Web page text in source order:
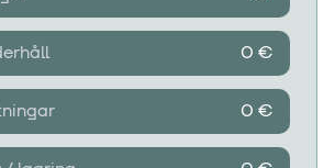
– €100 000
0 €
0 €